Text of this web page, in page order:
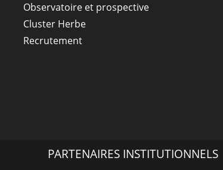
Observatoire et prospective
Cluster Herbe
Recrutement
PARTENAIRES INSTITUTIONNELS